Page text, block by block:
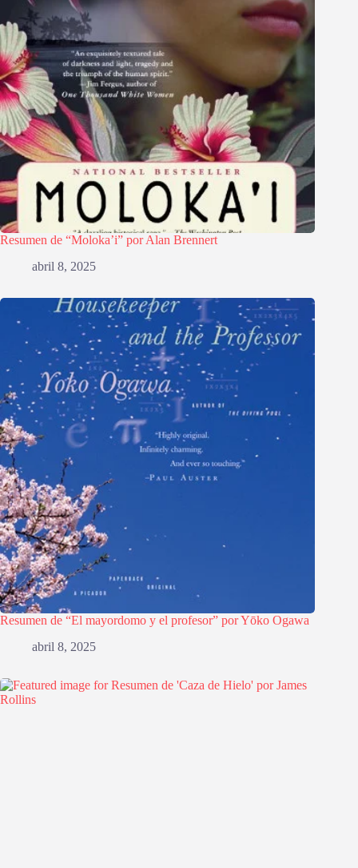
Resumen de “Moloka’i” por Alan Brennert
abril 8, 2025
Resumen de “El mayordomo y el profesor” por Yōko Ogawa
abril 8, 2025